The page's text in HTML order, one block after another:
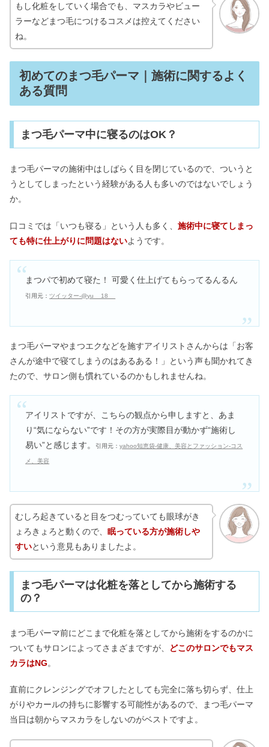
もし化粧をしていく場合でも、マスカラやビュー
ラーなどまつ毛につけるコスメは控えてください
ね。
初めてのまつ毛パーマ｜施術に関するよく
ある質問
まつ毛パーマ中に寝るのはOK？
まつ毛パーマの施術中はしばらく目を閉じているので、ついうと
うとしてしまったという経験がある人も多いのではないでしょう
か。
口コミでは「いつも寝る」という人も多く、 施術中に寝てしまっ
ても特に仕上がりに問題はないようです。
まつパで初めて寝た！ 可愛く仕上げてもらってるんるん
引用元： ツイッター-@yu__18__
まつ毛パーマやまつエクなどを施すアイリストさんからは「お客
さんが途中で寝てしまうのはあるある！」という声も聞かれてき
たので、サロン側も慣れているのかもしれませんね。
アイリストですが、こちらの観点から申しますと、あま
り“気にならない”です！その方が実際目が動かず“施術し
易い”と感じます。
引用元：yahoo知恵袋-健康、美容とファッション-コス
メ、美容
むしろ起きていると目をつむっていても眼球がき
ょろきょろと動くので、 眠っている方が施術しや
すいという意見もありましたよ。
まつ毛パーマは化粧を落としてから施術する
の？
まつ毛パーマ前にどこまで化粧を落としてから施術をするのかに
ついてもサロンによってさまざまですが、
どこのサロンでもマス
カラはNG。
直前にクレンジングでオフしたとしても完全に落ち切らず、仕上
がりやカールの持ちに影響する可能性があるので、まつ毛パーマ
当日は朝からマスカラをしないのがベストですよ。